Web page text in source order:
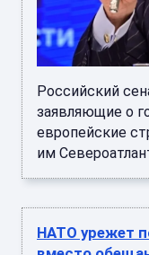
Российский
заявляющие о
европейские
им
НАТО урежет